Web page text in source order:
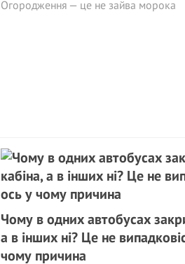
Огородження — це не зайва морока
Чому в одних автобусах
а в інших ні? Це не
чому причина